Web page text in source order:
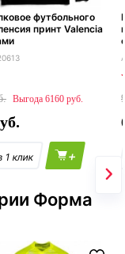
футбольного
принт Valencia
6160
+
Форма